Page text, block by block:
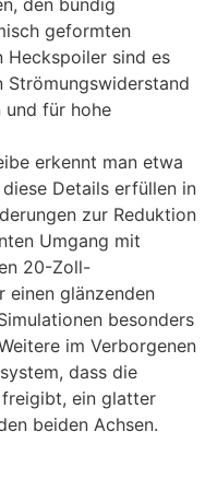
den bündig
geformten
Heckspoiler sind es
Strömungswiderstand
und für hohe
erkennt man etwa
Details erfüllen in
zur Reduktion
Umgang mit
20-Zoll-
einen glänzenden
besonders
im Verborgenen
dass die
ein glatter
beiden Achsen.